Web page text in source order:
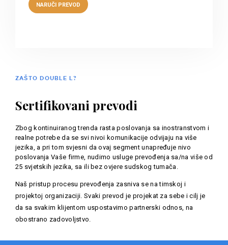
ZAŠTO DOUBLE L?
Sertifikovani prevodi
Zbog kontinuiranog trenda rasta poslovanja sa inostranstvom i
realne potrebe da se svi nivoi komunikacije odvijaju na više
jezika, a pri tom svjesni da ovaj segment unapređuje nivo
poslovanja Vaše firme, nudimo usluge prevođenja sa/na više od
25 svjetskih jezika, sa ili bez ovjere sudskog tumača.
Naš pristup procesu prevođenja zasniva se na timskoj i
projektoj organizaciji. Svaki prevod je projekat za sebe i cilj je
da sa svakim klijentom uspostavimo partnerski odnos, na
obostrano zadovoljstvo.